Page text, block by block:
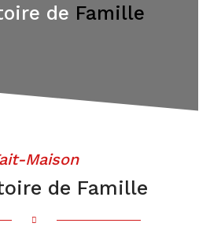
de Famille
Maison
de Famille